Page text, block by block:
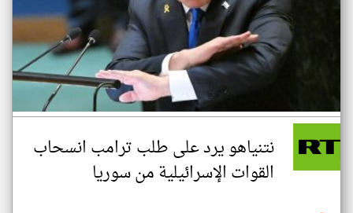
نتنياهو يرد على طلب ترامب انسحاب
القوات الإسرائيلية من سوريا